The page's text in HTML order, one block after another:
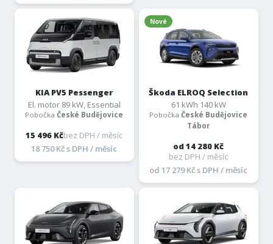
KIA PV5 Pessenger
El. motor 89 kW, Essential
PobočkaČeské Budějovice
15 496 Kčbez DPH / měsíc
18 750 Kč s DPH / měsíc
Nové
Škoda ELROQ Selection
61 kWh 140 kW
PobočkaČeské Budějovice
Tábor
od 14 280 Kč
bez DPH / měsíc
od 17 279 Kč s DPH / měsíc